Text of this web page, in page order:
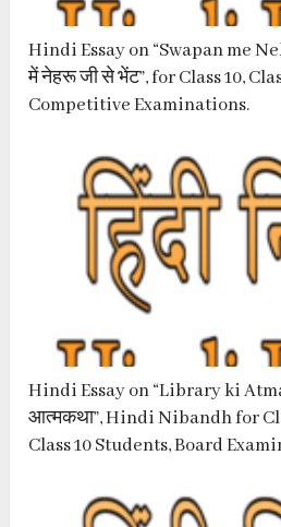
Hindi Essay on “Swapan me
में नेहरू जी से भेंट”, for Class 10,
Competitive Examinations.
Hindi Essay on “Library ki
आत्मकथा”, Hindi Nibandh for
Class 10 Students, Board